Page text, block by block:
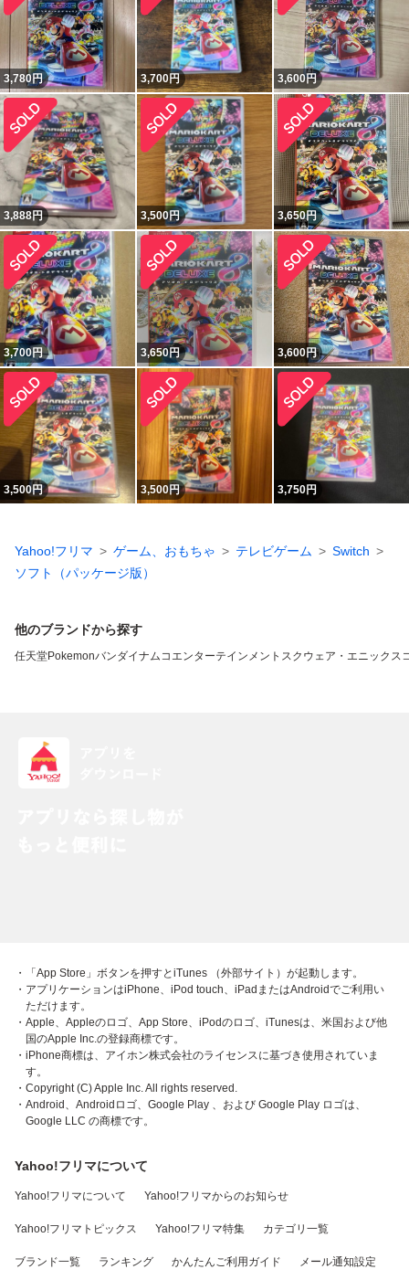
3,780円 3,700円 3,600円
3,888円 3,500円 3,650円
3,700円 3,650円 3,600円
3,500円 3,500円 3,750円
Yahoo!フリマ ゲーム、おもちゃ テレビゲーム
Switch
ソフト（パッケージ版）
他のブランドから探す
任天堂Pokemonバンダイナムコエンターテインメント スクウェア・エニックス
・「App Store」ボタンを押すとiTunes （外部サイト）が起動します。
・アプリケーションはiPhone、iPod touch、iPadまたはAndroidでご利用い
ただけます。
・Apple、Appleのロゴ、App Store、iPodのロゴ、iTunesは、米国および他
国のApple Inc.の登録商標です。
・iPhone商標は、アイホン株式会社のライセンスに基づき使用されていま
す。
・Copyright (C) Apple Inc. All rights reserved.
・Android、Androidロゴ、Google Play 、および Google Play ロゴは、
Google LLC の商標です。
Yahoo!フリマについて
Yahoo!フリマについて Yahoo!フリマからのお知らせ
Yahoo!フリマトピックス Yahoo!フリマ特集 カテゴリ一覧
ブランド一覧 ランキング かんたんご利用ガイド メール通知設定